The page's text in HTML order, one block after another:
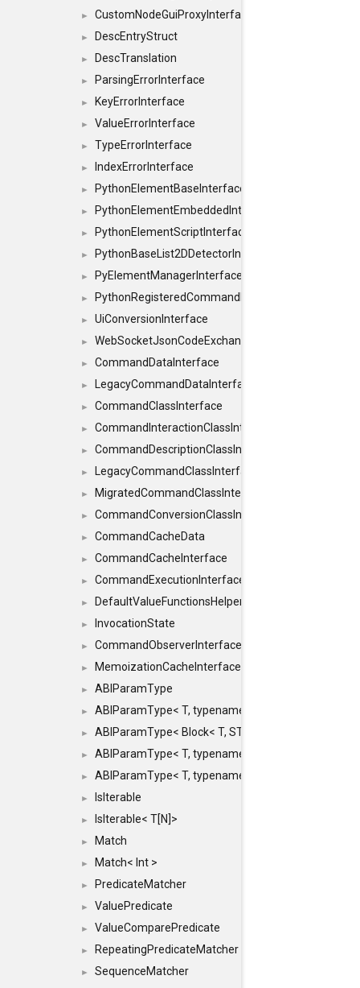
► CustomNodeGuiProxyInterface
► DescEntryStruct
► DescTranslation
► ParsingErrorInterface
► KeyErrorInterface
► ValueErrorInterface
► TypeErrorInterface
► IndexErrorInterface
► PythonElementBaseInterface
► PythonElementEmbeddedInterface
► PythonElementScriptInterface
► PythonBaseList2DDetectorInterface
► PyElementManagerInterface
► PythonRegisteredCommandIdsInterface
► UiConversionInterface
► WebSocketJsonCodeExchangerInterface
► CommandDataInterface
► LegacyCommandDataInterface
► CommandClassInterface
► CommandInteractionClassInterface
► CommandDescriptionClassInterface
► LegacyCommandClassInterface
► MigratedCommandClassInterface
► CommandConversionClassInterface
► CommandCacheData
► CommandCacheInterface
► CommandExecutionInterface
► DefaultValueFunctionsHelper< const Result<
► InvocationState
► CommandObserverInterface
► MemoizationCacheInterface
► ABIParamType
► ABIParamType< T, typename std::enable_if<
► ABIParamType< Block< T, STRIDED, MOVE > >
► ABIParamType< T, typename std::enable_if<
► ABIParamType< T, typename std::enable_if<
► IsIterable
► IsIterable< T[N]>
► Match
► Match< Int >
► PredicateMatcher
► ValuePredicate
► ValueComparePredicate
► RepeatingPredicateMatcher
►
SequenceMatcher